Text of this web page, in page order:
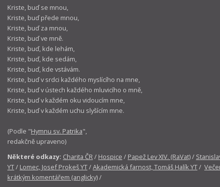
Kriste, buď se mnou,
Kriste, buď přede mnou,
Kriste, buď za mnou,
Kriste, buď ve mně.
Kriste, buď, kde lehám,
Kriste, buď, kde sedám,
Kriste, buď, kde vstávám.
Kriste, buď v srdci každého myslícího na mne,
Kriste, buď v ústech každého mluvicího o mně,
Kriste, buď v každém oku vidoucím mne,
Kriste, buď v každém uchu slyšícím mne.
(Podle "Hymnu sv. Patrika",
redakčně upraveno)
Některé odkazy: Charita ČR/ Hospice / Papež Lev XIV. (RaVat)/
YT/ Lomec, Josef Prokeš YT/Akademická farnost, Tomáš Halík YT/
krátkým komentářem (anglicky)/